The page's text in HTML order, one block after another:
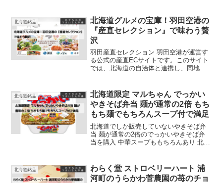
ボトルもついに発売
北海道銘品
北海道グルメの宝庫！羽田空港の
『産直セレクション』で味わう贅
沢
羽田産直セレクション 羽田空港が運営す
る公式の産直ECサイトです。このサイト
では、北海道の自治体と連携し、同地域
質なものばかりで、北海道の自然が育ん
だ農産物や水産物、畜産品、スイーツな
どが揃っています。特に「地域の逸品」
として選ばれた食材は、他では味わえな
い特別な魅力
北海道銘品
北海道限定 マルちゃん でっかい
やきそば弁当 麺が通常の2倍 もち
もち麺でもちろんスープ付で満足
北海道でしか販売していないやきそば弁
当 麺が通常の2倍のでっかいやきそば弁
当を購入 中華スープももちろんあり 北海
たらこ味バター風味 ちょい辛と豊富 最近
はネットでも購入可能
北海道銘品
わらく堂 ストロベリーハート 浦
河町のうらかわ菅農園の苺のチョ